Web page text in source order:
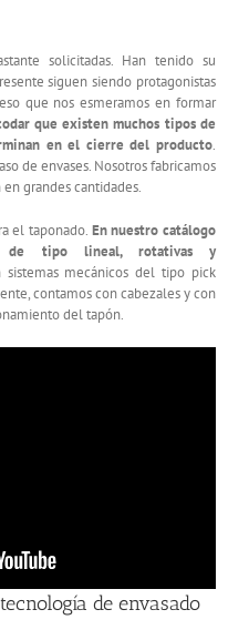
solicitadas. Han tenido su
siguen siendo protagonistas
que nos esmeramos en formar
que existen muchos tipos de
en el cierre del producto.
de envases. Nosotros fabricamos
grandes cantidades.
el taponado. En nuestro catálogo
de tipo lineal, rotativas y
sistemas mecánicos del tipo pick
contamos con cabezales y con
del tapón.
de envasado